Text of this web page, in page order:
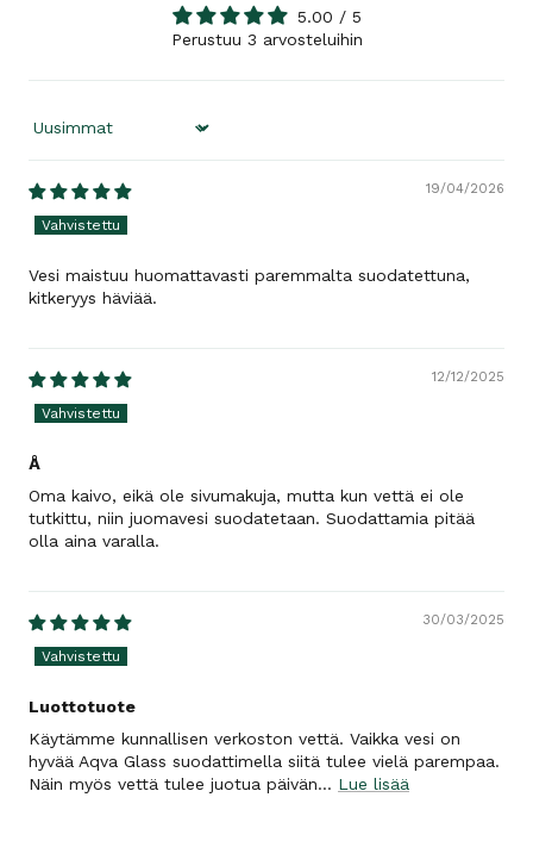
5.00 / 5
Perustuu 3 arvosteluihin
Sort by
19/04/2026
Vesi maistuu huomattavasti paremmalta suodatettuna,
kitkeryys häviää.
12/12/2025
Å
Oma kaivo, eikä ole sivumakuja, mutta kun vettä ei ole
tutkittu, niin juomavesi suodatetaan. Suodattamia pitää
olla aina varalla.
30/03/2025
Luottotuote
Käytämme kunnallisen verkoston vettä. Vaikka vesi on
hyvää Aqva Glass suodattimella siitä tulee vielä parempaa.
Näin myös vettä tulee juotua päivän... Lue lisää